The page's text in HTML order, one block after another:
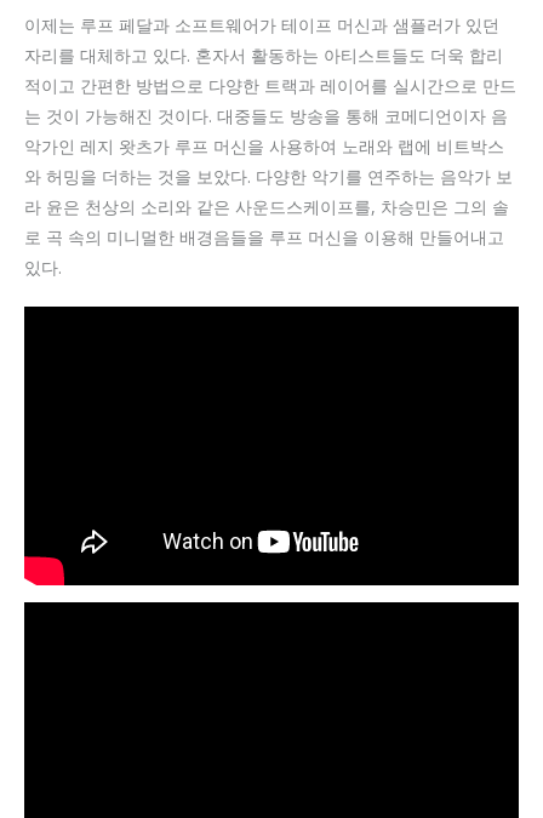
이제는 루프 페달과 소프트웨어가 테이프 머신과 샘플러가 있던
자리를 대체하고 있다. 혼자서 활동하는 아티스트들도 더욱 합리
적이고 간편한 방법으로 다양한 트랙과 레이어를 실시간으로 만드
는 것이 가능해진 것이다. 대중들도 방송을 통해 코메디언이자 음
악가인 레지 왓츠가 루프 머신을 사용하여 노래와 랩에 비트박스
와 허밍을 더하는 것을 보았다. 다양한 악기를 연주하는 음악가 보
라 윤은 천상의 소리와 같은 사운드스케이프를, 차승민은 그의 솔
로 곡 속의 미니멀한 배경음들을 루프 머신을 이용해 만들어내고
있다.